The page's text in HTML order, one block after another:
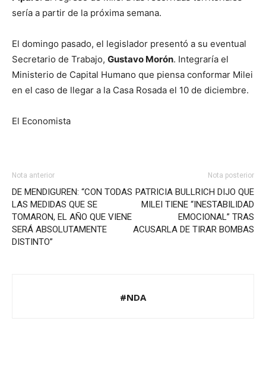
sería a partir de la próxima semana.
El domingo pasado, el legislador presentó a su eventual
Secretario de Trabajo, Gustavo Morón. Integraría el
Ministerio de Capital Humano que piensa conformar Milei
en el caso de llegar a la Casa Rosada el 10 de diciembre.
El Economista
Nota anterior
DE MENDIGUREN: “CON TODAS
LAS MEDIDAS QUE SE
TOMARON, EL AÑO QUE VIENE
SERÁ ABSOLUTAMENTE
DISTINTO”
Nota posterior
PATRICIA BULLRICH DIJO QUE
MILEI TIENE “INESTABILIDAD
EMOCIONAL” TRAS
ACUSARLA DE TIRAR BOMBAS
#NDA